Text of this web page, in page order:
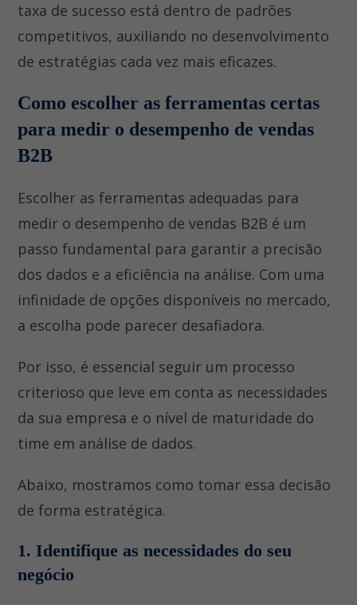
taxa de sucesso está dentro de padrões
competitivos, auxiliando no desenvolvimento
de estratégias cada vez mais eficazes.
Como escolher as ferramentas certas
para medir o desempenho de vendas
B2B
Escolher as ferramentas adequadas para
medir o desempenho de vendas B2B é um
passo fundamental para garantir a precisão
dos dados e a eficiência na análise. Com uma
infinidade de opções disponíveis no mercado,
a escolha pode parecer desafiadora.
Por isso, é essencial seguir um processo
criterioso que leve em conta as necessidades
da sua empresa e o nível de maturidade do
time em análise de dados.
Abaixo, mostramos como tomar essa decisão
de forma estratégica.
1. Identifique as necessidades do seu
negócio